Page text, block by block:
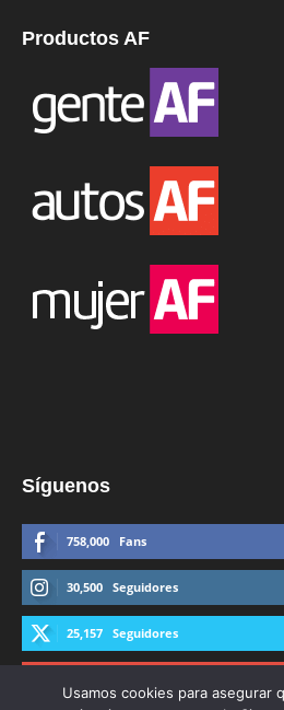
Productos AF
Síguenos
758,000 Fans
30,500 Seguidores
25,157 Seguidores
Usamos cookies para asegurar